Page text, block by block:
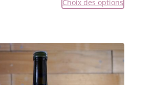
Choix des options